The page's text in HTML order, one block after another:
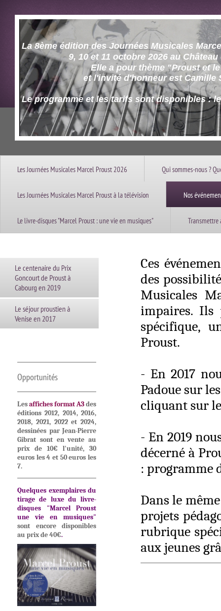
La 8ème édition des Journées Musicales
9, 10 et 11 octobre 2026 au Château
Elle a pour thème "Proust et le
et l'invité d'honneur est Camille
Le programme et les tarifs sont disponibles :
Les Journées Musicales Marcel Proust 2026 Qui sommes-nous ?
Les Journées Musicales Marcel Proust à la télévision Nos
Le livre-disques "Marcel Proust : une vie en musiques"
Le centenaire du Prix
Goncourt de Proust à
Cabourg en 2019
Le séjour proustien à
Venise en 2017
Opportunités
Lesaffiches format A3des
éditions 2012, 2014, 2016,
2018, 2021, 2022 et 2024,
dessinées par Jean-Pierre
Gibrat sont en vente au
prix de 10€ l'unité, 30
euros les 4 et 50 euros les
7.
Quelques exemplaires du
tirage de luxe du livre-
disques "Marcel Proust
une vie en musiques"
sont encore disponibles
au prix de 40€.
Ces
des
Musicales
impaires. Ils
spécifique,
Proust.
- En 2017
Padoue sur
cliquant sur
- En 2019
décerné à
: programme
Dans le
projets
rubrique
aux jeunes